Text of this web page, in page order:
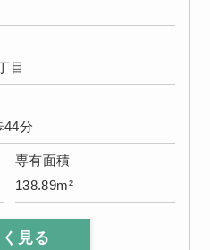
目
44分
専有面積
138.89m²
見る